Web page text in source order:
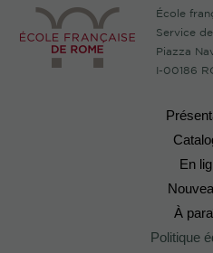
École
Service
Piazza
I-00186
En
À
Politique